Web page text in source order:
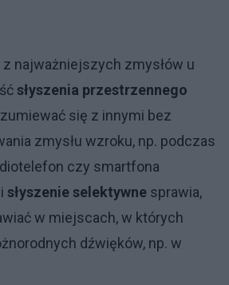
najważniejszych zmysłów u
słyszenia przestrzennego
się z innymi bez
zmysłu wzroku, np. podczas
czy smartfona
słyszenie selektywne sprawia,
w miejscach, w których
dźwięków, np. w